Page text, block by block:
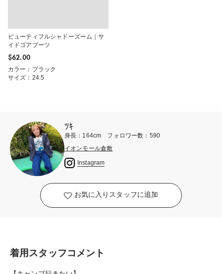
ビューティフルシャドーズーム｜サ
イドゴアブーツ
$‌62.00
カラー：ブラック
サイズ：24.5
ﾂｷ
身長：164cm フォロワー数：590
イオンモール倉敷
Instagram
お気に入りスタッフに追加
着用スタッフコメント